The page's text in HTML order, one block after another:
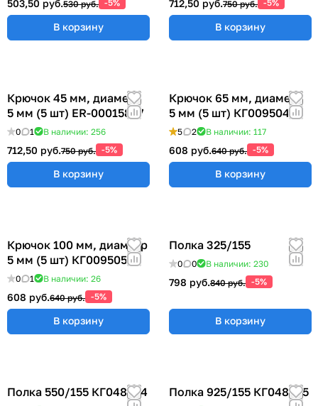
503,50 руб.530 руб. -5%
В корзину
712,50 руб.750 руб. -5%
В корзину
Крючок 45 мм, диаметр
5 мм (5 шт) ER-00015857
0 1 В наличии: 256
712,50 руб.750 руб. -5%
В корзину
Крючок 65 мм, диаметр
5 мм (5 шт) КГ009504
5 2 В наличии: 117
608 руб.640 руб. -5%
В корзину
Крючок 100 мм, диаметр
5 мм (5 шт) КГ009505
0 1 В наличии: 26
608 руб.640 руб. -5%
В корзину
Полка 325/155
0 0 В наличии: 230
798 руб.840 руб. -5%
В корзину
Полка 550/155 КГ048824 Полка 925/155 КГ048825